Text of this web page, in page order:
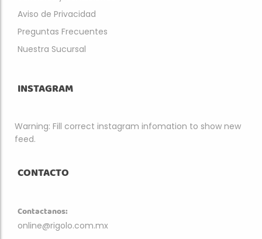
Aviso de Privacidad
Preguntas Frecuentes
Nuestra Sucursal
INSTAGRAM
Warning: Fill correct instagram infomation to show new
feed.
CONTACTO
Contactanos:
online@rigolo.com.mx